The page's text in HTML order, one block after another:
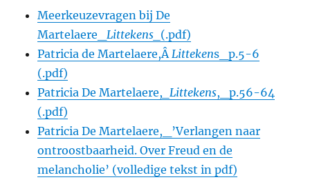
Meerkeuzevragen bij De
Martelaere_ Littekens_ (.pdf)
Patricia de Martelaere,Â Littekens_p.5-6
(.pdf)
Patricia De Martelaere, _Littekens,_p.56-64
(.pdf)
Patricia De Martelaere,_’Verlangen naar
ontroostbaarheid. Over Freud en de
melancholie’ (volledige tekst in pdf)